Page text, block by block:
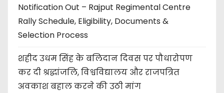
Notification Out – Rajput Regimental Centre
Rally Schedule, Eligibility, Documents &
Selection Process
शहीद उधम सिंह के बलिदान दिवस पर पौधारोपण
कर दी श्रद्धांजलि, विश्वविद्यालय और राजपत्रित
अवकाश बहाल करने की उठी मांग